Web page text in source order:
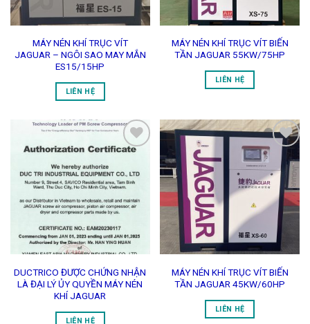
MÁY NÉN KHÍ TRỤC VÍT
JAGUAR – NGÔI SAO MAY MẮN
ES15/15HP
MÁY NÉN KHÍ TRỤC VÍT BIẾN
TẦN JAGUAR 55KW/75HP
Wishlist
DUCTRICO ĐƯỢC CHỨNG NHẬN
LÀ ĐẠI LÝ ỦY QUYỀN MÁY NÉN
KHÍ JAGUAR
Add to
Wishlist
MÁY NÉN KHÍ TRỤC VÍT BIẾN
TẦN JAGUAR 45KW/60HP